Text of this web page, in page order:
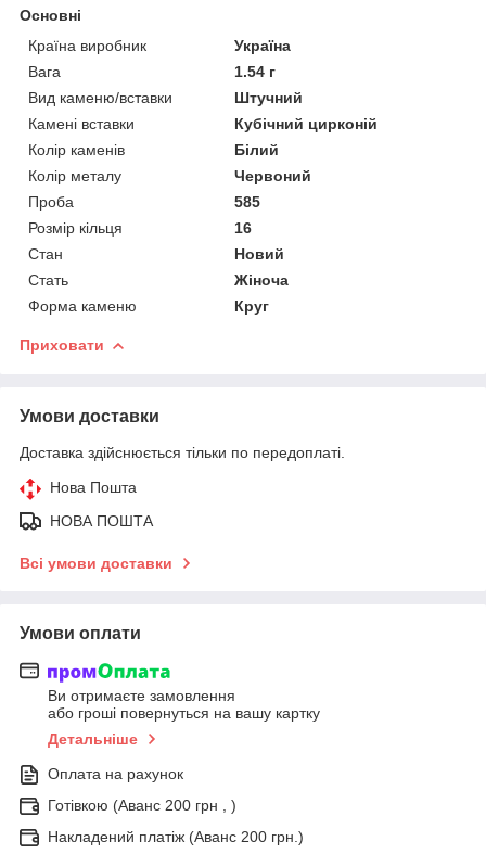
Основні
Країна виробник
Україна
Вага
1.54 г
Вид каменю/вставки
Штучний
Камені вставки
Кубічний цирконій
Колір каменів
Білий
Колір металу
Червоний
Проба
585
Розмір кільця
16
Стан
Новий
Стать
Жіноча
Форма каменю
Круг
Приховати
Умови доставки
Доставка здійснюється тільки по передоплаті.
Нова Пошта
НОВА ПОШТА
Всі умови доставки
Умови оплати
Ви отримаєте замовлення
або гроші повернуться на вашу картку
Детальніше
Оплата на рахунок
Готівкою (Аванс 200 грн , )
Накладений платіж (Аванс 200 грн.)